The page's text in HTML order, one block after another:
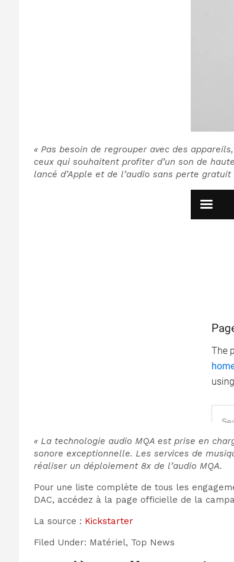
« Pas besoin de regrouper avec des
ceux qui souhaitent profiter d’un son de
lancé d’Apple et de l’audio sans perte gratuit
« La technologie audio MQA est prise en
sonore exceptionnelle. Les services de
réaliser un déploiement 8x de l’audio MQA.
Pour une liste complète de tous les
DAC, accédez à la page officielle de la
La source : Kickstarter
Filed Under: Matériel, Top News